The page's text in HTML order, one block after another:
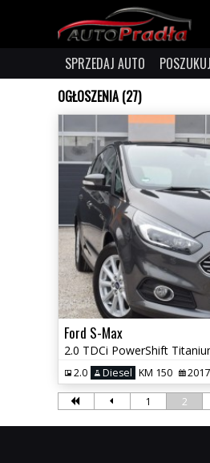
SPRZEDAJ AUTO
OGŁOSZENIA (27)
Ford S-Max
2.0 Diesel KM 150 2017
1 2